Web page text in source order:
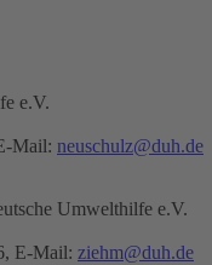
e.V.
Mail: neuschulz@duh.de
Umwelthilfe e.V.
E-Mail: ziehm@duh.de